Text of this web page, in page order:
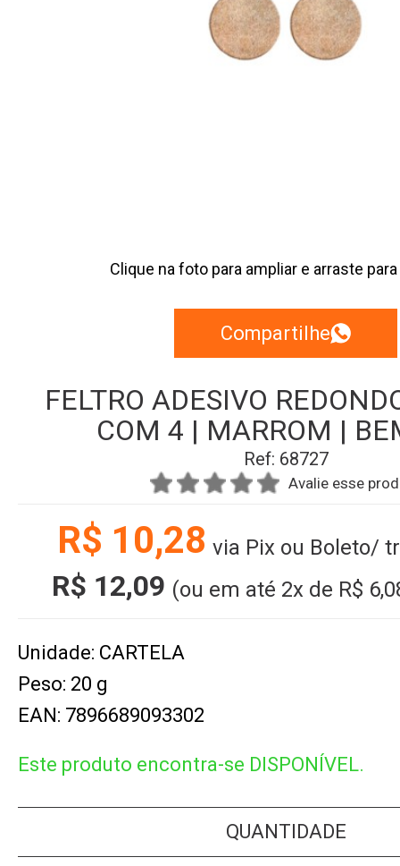
Clique na foto para ampliar e arraste
Compartilhe
FELTRO ADESIVO
COM 4 | MARROM |
Ref: 68727
Avalie esse
R$ 10,28 via Pix ou Boleto/
R$ 12,09 (ou em até 2x de R$
Unidade: CARTELA
Peso: 20 g
EAN: 7896689093302
Este produto encontra-se DISPONÍVEL.
QUANTIDADE